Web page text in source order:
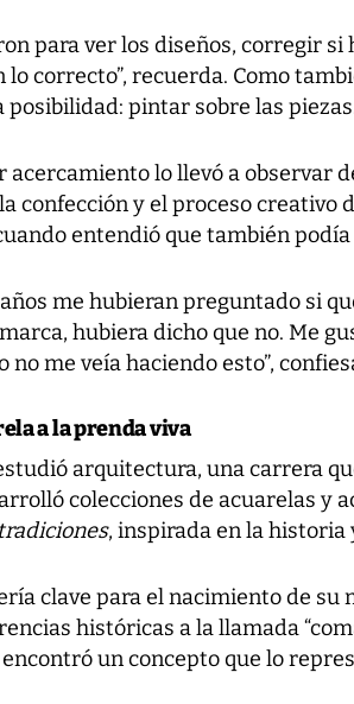
para ver los diseños, corregir
lo correcto”, recuerda. Como
posibilidad: pintar sobre las
acercamiento lo llevó a observar
confección y el proceso creativo
entendió que también
años me hubieran preguntado si
hubiera dicho que no. Me
no me veía haciendo esto”,
a la prenda viva
arquitectura, una carrera
colecciones de acuarelas y
, inspirada en la historia
clave para el nacimiento de
históricas a la llamada
un concepto que lo